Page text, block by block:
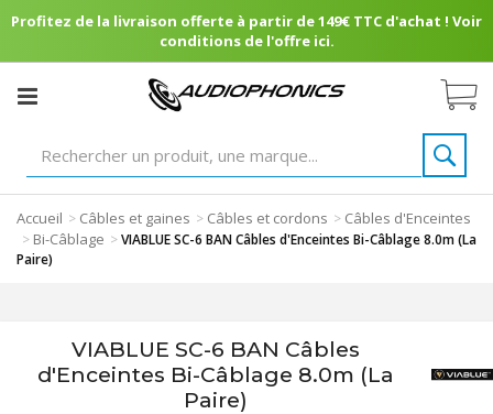
Profitez de la livraison offerte à partir de 149€ TTC d'achat ! Voir
conditions de l'offre ici.
Accueil > Câbles et gaines > Câbles et cordons > Câbles d'Enceintes
> Bi-Câblage >VIABLUE SC-6 BAN Câbles d'Enceintes Bi-Câblage 8.0m (La
Paire)
VIABLUE SC-6 BAN Câbles
d'Enceintes Bi-Câblage 8.0m (La
Paire)